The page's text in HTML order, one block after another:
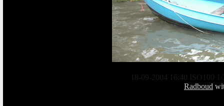
18-09-2004 16:40 ISO100
Radboud